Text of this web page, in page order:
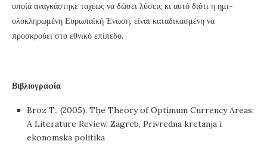
οποία αναγκάστηκε ταχέως να δώσει λύσεις κι αυτό διότι η ημι-
ολοκληρωμένη Ευρωπαϊκή Ένωση, είναι καταδικασμένη να
προσκρούει στο εθνικό επίπεδο.
Βιβλιογραφία
Broz T., (2005), The Theory of Optimum Currency Areas:
A Literature Review, Zagreb, Privredna kretanja i
ekonomska politika